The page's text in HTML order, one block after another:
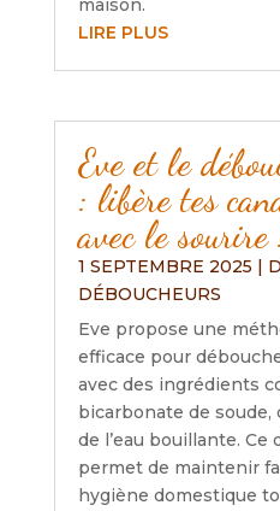
maison.
LIRE PLUS
Eve et le
: libère tes
avec le sourire
1 SEPTEMBRE 2025
DÉBOUCHEURS
Eve propose une
efficace pour
avec des ingrédients
bicarbonate de
de l’eau bouillante.
permet de maintenir
hygiène domestique